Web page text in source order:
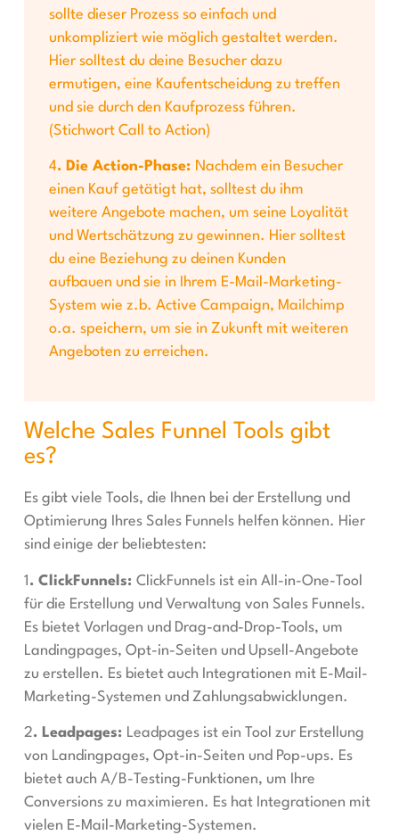
sollte dieser Prozess so einfach und
unkompliziert wie möglich gestaltet werden.
Hier solltest du deine Besucher dazu
ermutigen, eine Kaufentscheidung zu treffen
und sie durch den Kaufprozess führen.
(Stichwort Call to Action)
4. Die Action-Phase: Nachdem ein Besucher
einen Kauf getätigt hat, solltest du ihm
weitere Angebote machen, um seine Loyalität
und Wertschätzung zu gewinnen. Hier solltest
du eine Beziehung zu deinen Kunden
aufbauen und sie in Ihrem E-Mail-Marketing-
System wie z.b. Active Campaign, Mailchimp
o.a. speichern, um sie in Zukunft mit weiteren
Angeboten zu erreichen.
Welche Sales Funnel Tools gibt
es?
Es gibt viele Tools, die Ihnen bei der Erstellung und
Optimierung Ihres Sales Funnels helfen können. Hier
sind einige der beliebtesten:
1 . ClickFunnels:ClickFunnels ist ein All-in-One-Tool
für die Erstellung und Verwaltung von Sales Funnels.
Es bietet Vorlagen und Drag-and-Drop-Tools, um
Landingpages, Opt-in-Seiten und Upsell-Angebote
zu erstellen. Es bietet auch Integrationen mit E-Mail-
Marketing-Systemen und Zahlungsabwicklungen.
2. Leadpages: Leadpages ist ein Tool zur Erstellung
von Landingpages, Opt-in-Seiten und Pop-ups. Es
bietet auch A/B-Testing-Funktionen, um Ihre
Conversions zu maximieren. Es hat Integrationen mit
vielen E-Mail-Marketing-Systemen.